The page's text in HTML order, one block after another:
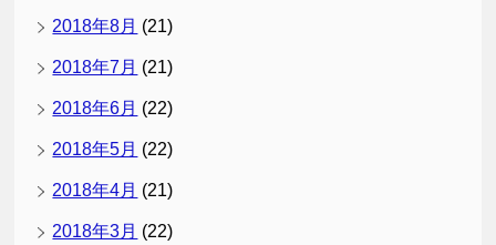
2018年8月 (21)
2018年7月 (21)
2018年6月 (22)
2018年5月 (22)
2018年4月 (21)
2018年3月 (22)